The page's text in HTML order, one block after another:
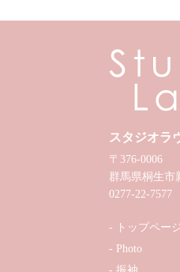
スタジオラ
〒376-0006
群馬県桐生市
0277-22-7577
トップペー
Photo